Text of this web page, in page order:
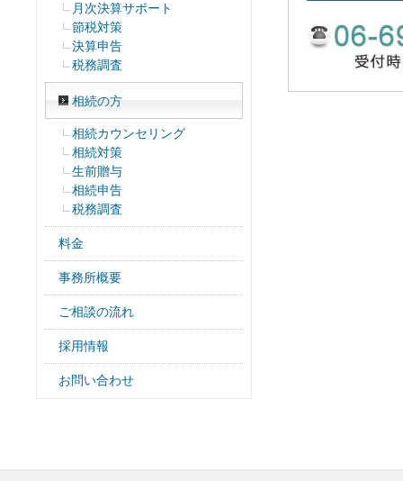
月次決算サポート
節税対策
決算申告
税務調査
相続の方
相続カウンセリング
相続対策
生前贈与
相続申告
税務調査
料金
事務所概要
ご相談の流れ
採用情報
お問い合わせ